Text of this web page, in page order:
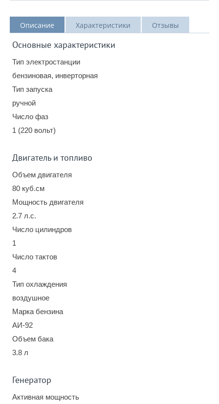
Описание Характеристики Отзывы
Основные характеристики
Тип электростанции
бензиновая, инверторная
Тип запуска
ручной
Число фаз
1 (220 вольт)
Двигатель и топливо
Объем двигателя
80 куб.см
Мощность двигателя
2.7 л.с.
Число цилиндров
1
Число тактов
4
Тип охлаждения
воздушное
Марка бензина
АИ-92
Объем бака
3.8 л
Генератор
Активная мощность